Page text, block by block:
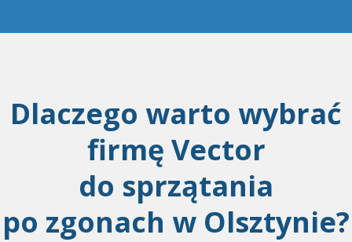
Dlaczego warto wybrać
firmę Vector
do sprzątania
po zgonach w Olsztynie?